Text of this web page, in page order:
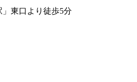
東口より徒歩5分